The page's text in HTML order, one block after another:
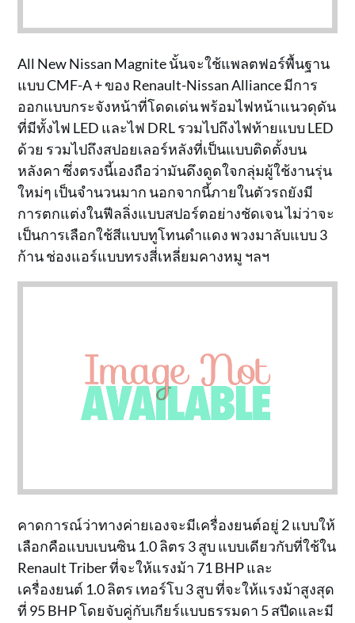
All New Nissan Magnite นั้นจะใช้แพลตฟอร์พื้นฐาน
แบบ CMF-A + ของ Renault-Nissan Alliance มีการ
ออกแบบกระจังหน้าที่โดดเด่น พร้อมไฟหน้าแนวดุดัน
ที่มีทั้งไฟ LED และไฟ DRL รวมไปถึงไฟท้ายแบบ LED
ด้วย รวมไปถึงสปอยเลอร์หลังที่เป็นแบบติดตั้งบน
หลังคา ซึ่งตรงนี้เองถือว่ามันดึงดูดใจกลุ่มผู้ใช้งานรุ่น
ใหม่ๆ เป็นจำนวนมาก นอกจากนี้ภายในตัวรถยังมี
การตกแต่งในฟีลลิ่งแบบสปอร์ตอย่างชัดเจน ไม่ว่าจะ
เป็นการเลือกใช้สีแบบทูโทนดำแดง พวงมาลับแบบ 3
ก้าน ช่องแอร์แบบทรงสี่เหลี่ยมคางหมู ฯลฯ
คาดการณ์ว่าทางค่ายเองจะมีเครื่องยนต์อยู่ 2 แบบให้
เลือกคือแบบเบนซิน 1.0 ลิตร 3 สูบ แบบเดียวกับที่ใช้ใน
Renault Triber ที่จะให้แรงม้า 71 BHP และ
เครื่องยนต์ 1.0 ลิตร เทอร์โบ 3 สูบ ที่จะให้แรงม้าสูงสุด
ที่ 95 BHP โดยจับคู่กับเกียร์แบบธรรมดา 5 สปีดและมี